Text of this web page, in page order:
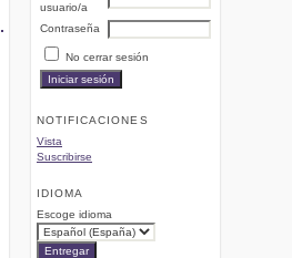
usuario/a
Contraseña
No cerrar sesión
NOTIFICACIONES
Vista
Suscribirse
IDIOMA
Escoge idioma